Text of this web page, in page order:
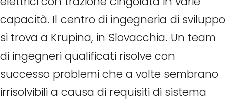
capacità. Il centro di ingegneria di sviluppo
si trova a Krupina, in Slovacchia. Un team
di ingegneri qualificati risolve con
successo problemi che a volte sembrano
irrisolvibili a causa di requisiti di sistema